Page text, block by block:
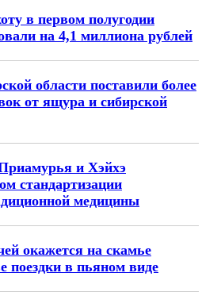
в первом полугодии
на 4,1 миллиона рублей
области поставили более
от ящура и сибирской
и Хэйхэ
стандартизации
медицины
окажется на скамье
поездки в пьяном виде